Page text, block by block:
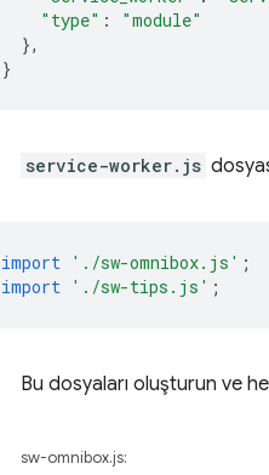
"type" :
"module"
},
}
service-worker.js
import './sw-omnibox.js' ;
import './sw-tips.js' ;
Bu dosyaları oluşturun ve
sw-omnibox.js: